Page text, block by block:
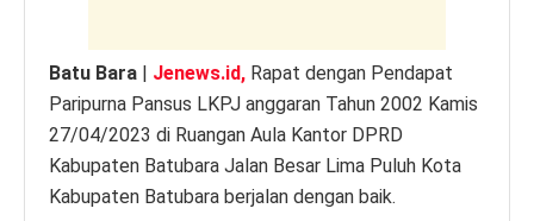
Batu Bara | Jenews.id, Rapat dengan Pendapat
Paripurna Pansus LKPJ anggaran Tahun 2002 Kamis
27/04/2023 di Ruangan Aula Kantor DPRD
Kabupaten Batubara Jalan Besar Lima Puluh Kota
Kabupaten Batubara berjalan dengan baik.